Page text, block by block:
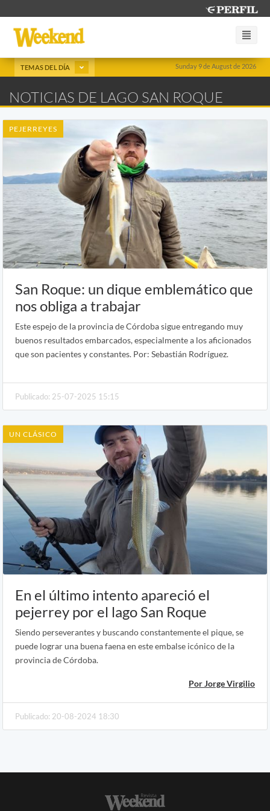
Sunday 9 de August de 2026
TEMAS DEL DÍA
NOTICIAS DE LAGO SAN ROQUE
PEJERREYES
San Roque: un dique emblemático que
nos obliga a trabajar
Este espejo de la provincia de Córdoba sigue entregando muy
buenos resultados embarcados, especialmente a los aficionados
que son pacientes y constantes. Por: Sebastián Rodríguez.
Publicado: 25-07-2025 15:15
UN CLÁSICO
En el último intento apareció el
pejerrey por el lago San Roque
Siendo perseverantes y buscando constantemente el pique, se
puede lograr una buena faena en este embalse icónico de la
provincia de Córdoba.
Por Jorge Virgilio
Publicado: 20-08-2024 18:30